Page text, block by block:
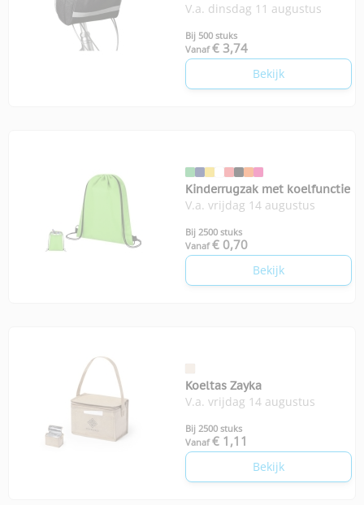
V.a. dinsdag 11 augustus
Bij 500 stuks
Vanaf € 3,74
Bekijk
Kinderrugzak met koelfunctie
V.a. vrijdag 14 augustus
Bij 2500 stuks
Vanaf € 0,70
Bekijk
Koeltas Zayka
V.a. vrijdag 14 augustus
Bij 2500 stuks
Vanaf € 1,11
Bekijk